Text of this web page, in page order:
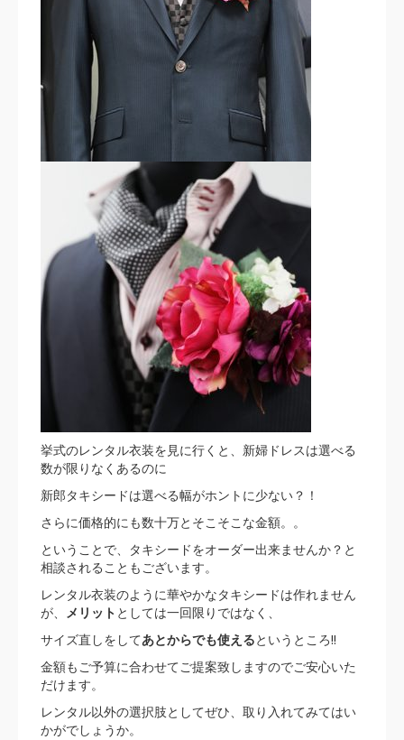
挙式のレンタル衣装を見に行くと、新婦ドレスは選べる
数が限りなくあるのに
新郎タキシードは選べる幅がホントに少ない？！
さらに価格的にも数十万とそこそこな金額。。
ということで、タキシードをオーダー出来ませんか？と
相談されることもございます。
レンタル衣装のように華やかなタキシードは作れません
が、 メリット としては一回限りではなく、
サイズ直しをしてあとからでも使えるというところ!!
金額もご予算に合わせてご提案致しますのでご安心いた
だけます。
レンタル以外の選択肢としてぜひ、取り入れてみてはい
かがでしょうか。